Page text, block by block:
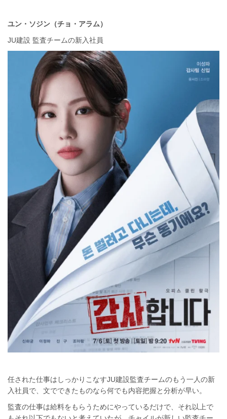
ユン・ソジン（チョ・アラム）
JU建設 監査チームの新入社員
任された仕事はしっかりこなすJU建設監査チームのもう一人の新
入社員で、文でできたものなら何でも内容把握と分析が早い。
監査の仕事は給料をもらうためにやっているだけで、それ以上で